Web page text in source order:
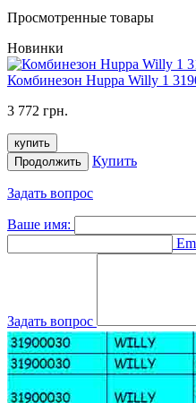
Просмотренные товары
Новинки
Комбинезон Huppa Willy 1
3 772 грн.
купить
Продолжить
Купить
Задать вопрос
Ваше имя:
Задать вопрос